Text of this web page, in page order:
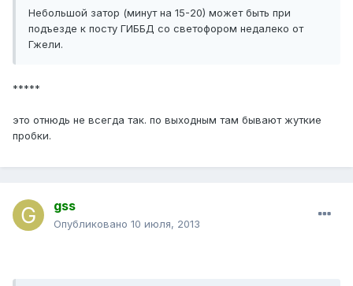
Небольшой затор (минут на 15-20) может быть при
подъезде к посту ГИББД со светофором недалеко от
Гжели.
*****
это отнюдь не всегда так. по выходным там бывают жуткие
пробки.
gss
Опубликовано 10 июля, 2013